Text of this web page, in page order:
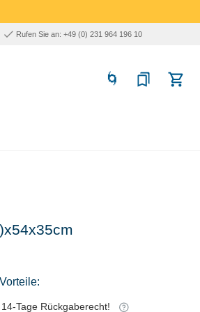
Rufen Sie an: +49 (0) 231 964 196 10
14-Tage Rückgaberecht!